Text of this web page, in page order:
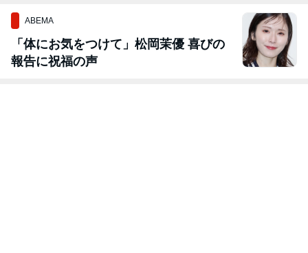
ABEMA
「体にお気をつけて」松岡茉優 喜びの
報告に祝福の声